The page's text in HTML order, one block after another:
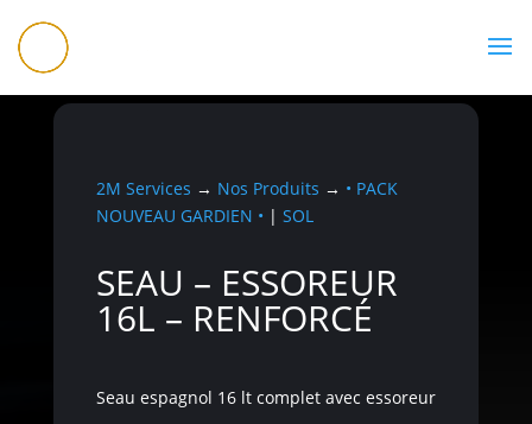
2M Services → Nos Produits → • PACK
NOUVEAU GARDIEN • | SOL
SEAU – ESSOREUR
16L – RENFORCÉ
Seau espagnol 16 lt complet avec essoreur